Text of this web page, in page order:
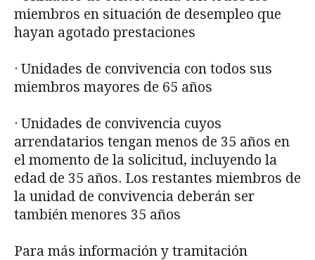
miembros en situación de desempleo que
hayan agotado prestaciones
· Unidades de convivencia con todos sus
miembros mayores de 65 años
· Unidades de convivencia cuyos
arrendatarios tengan menos de 35 años en
el momento de la solicitud, incluyendo la
edad de 35 años. Los restantes miembros de
la unidad de convivencia deberán ser
también menores 35 años
Para más información y tramitación